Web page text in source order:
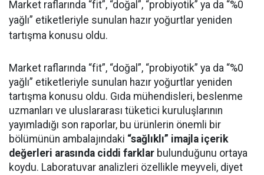
Market raflarında “fit”, “doğal”, “probiyotik” ya da “%0
yağlı” etiketleriyle sunulan hazır yoğurtlar yeniden
tartışma konusu oldu.
Market raflarında “fit”, “doğal”, “probiyotik” ya da “%0
yağlı” etiketleriyle sunulan hazır yoğurtlar yeniden
tartışma konusu oldu. Gıda mühendisleri, beslenme
uzmanları ve uluslararası tüketici kuruluşlarının
yayımladığı son raporlar, bu ürünlerin önemli bir
bölümünün ambalajındaki “sağlıklı” imajla içerik
değerleri arasında ciddi farklar bulunduğunu ortaya
koydu. Laboratuvar analizleri özellikle meyveli, diyet